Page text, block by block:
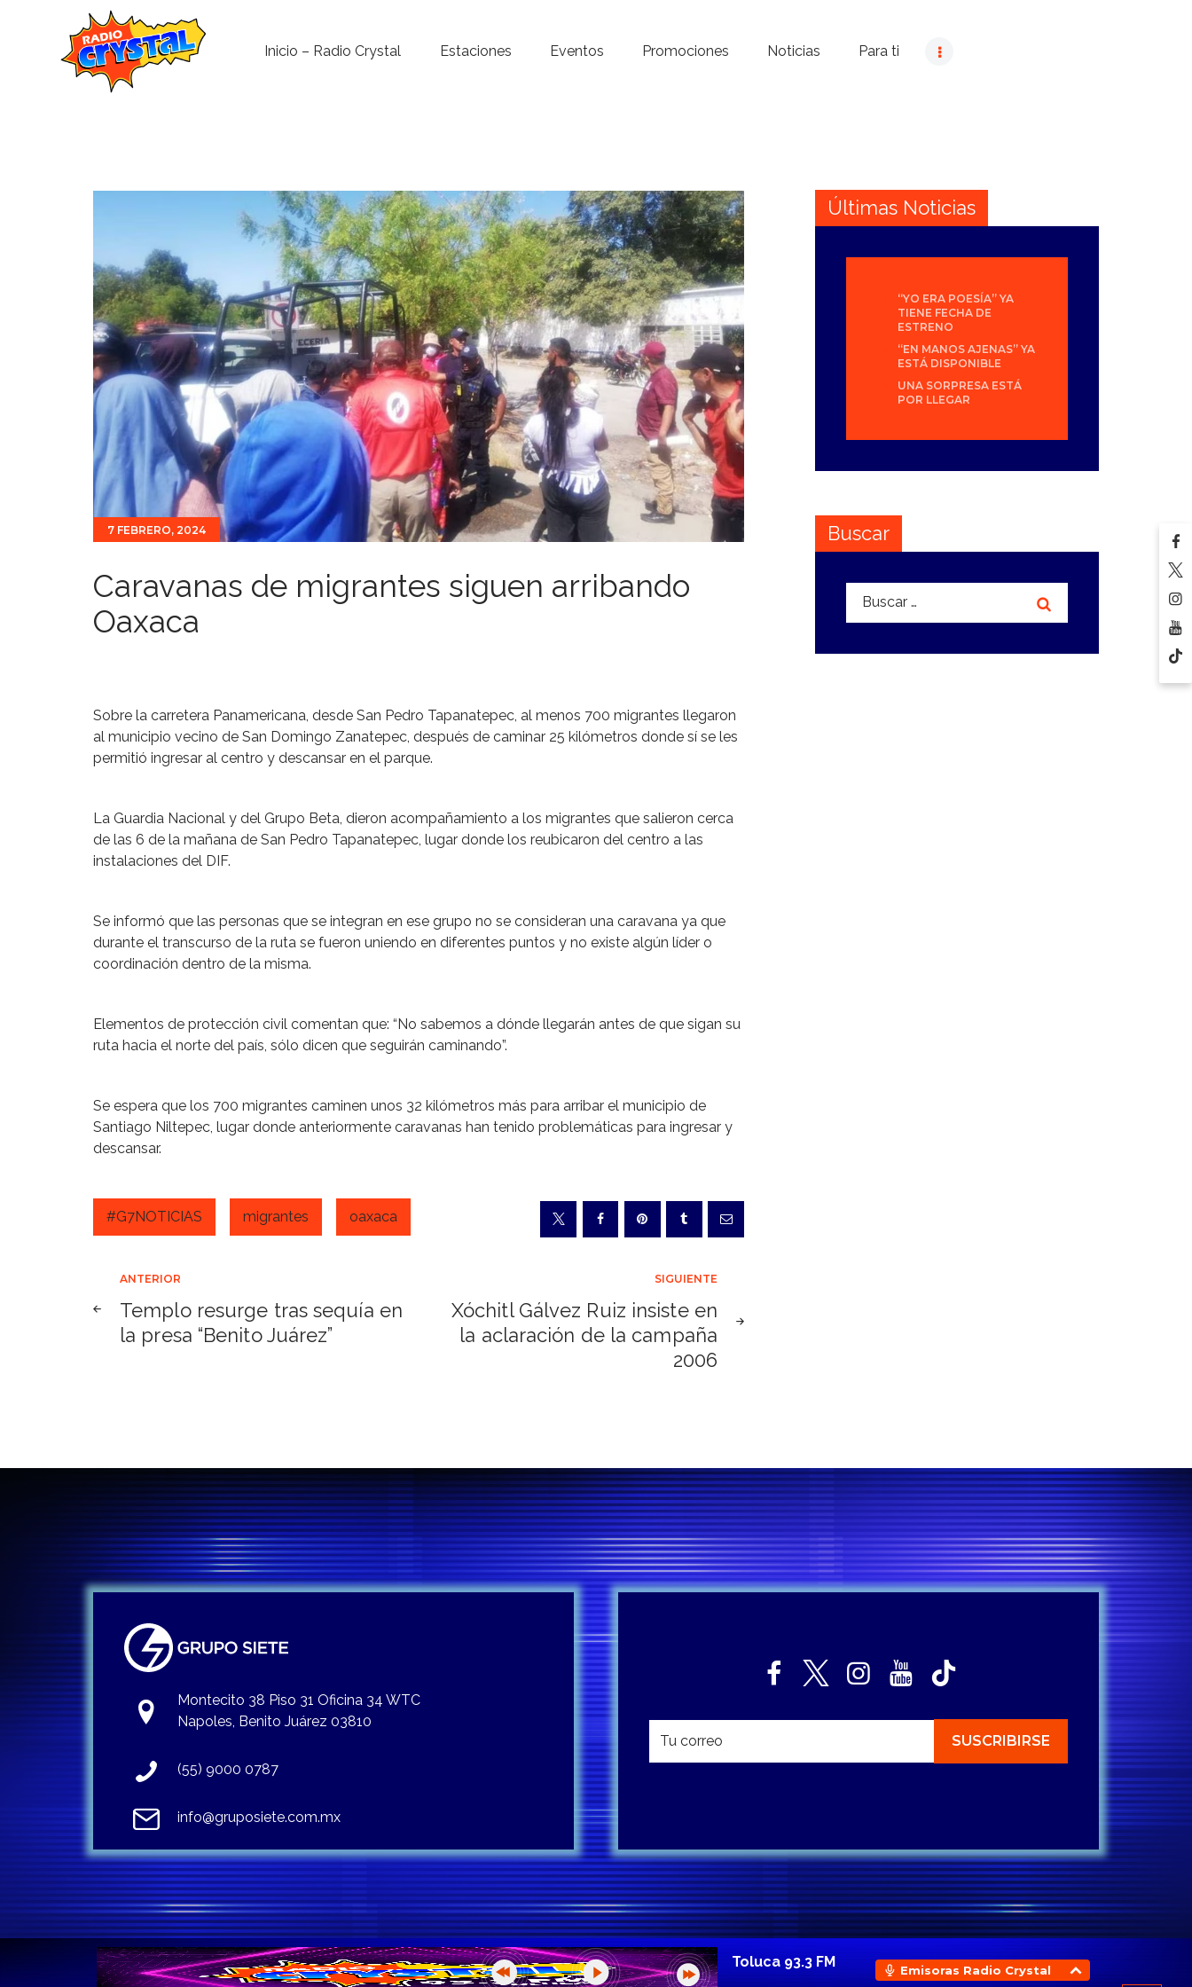
Inicio – Radio Crystal Estaciones Eventos Promociones Noticias Para ti
Noticias
Para ti
Contacto
7 FEBRERO, 2024
Caravanas de migrantes siguen arribando
Oaxaca
Sobre la carretera Panamericana, desde San Pedro Tapanatepec, al menos 700 migrantes llegaron
al municipio vecino de San Domingo Zanatepec, después de caminar 25 kilómetros donde sí se les
permitió ingresar al centro y descansar en el parque.
La Guardia Nacional y del Grupo Beta, dieron acompañamiento a los migrantes que salieron cerca
de las 6 de la mañana de San Pedro Tapanatepec, lugar donde los reubicaron del centro a las
instalaciones del DIF.
Se informó que las personas que se integran en ese grupo no se consideran una caravana ya que
durante el transcurso de la ruta se fueron uniendo en diferentes puntos y no existe algún líder o
coordinación dentro de la misma.
Elementos de protección civil comentan que: “No sabemos a dónde llegarán antes de que sigan su
ruta hacia el norte del país, sólo dicen que seguirán caminando”.
Se espera que los 700 migrantes caminen unos 32 kilómetros más para arribar el municipio de
Santiago Niltepec, lugar donde anteriormente caravanas han tenido problemáticas para ingresar y
descansar.
#G7NOTICIAS migrantes oaxaca
Navegación
de
ANTERIOR
Templo resurge tras sequía en
la presa “Benito Juárez”
SIGUIENTE
Xóchitl Gálvez Ruiz insiste en
la aclaración de la campaña
2006
Últimas Noticias
“YO ERA POESÍA” YA
TIENE FECHA DE
ESTRENO
“EN MANOS AJENAS” YA
ESTÁ DISPONIBLE
UNA SORPRESA ESTÁ
POR LLEGAR
Buscar
Buscar:
Montecito 38 Piso 31 Oficina 34 WTC
Napoles, Benito Juárez 03810
(55) 9000 0787
info@gruposiete.com.mx
Emisoras Radio Crystal
Toluca 93.3 FM